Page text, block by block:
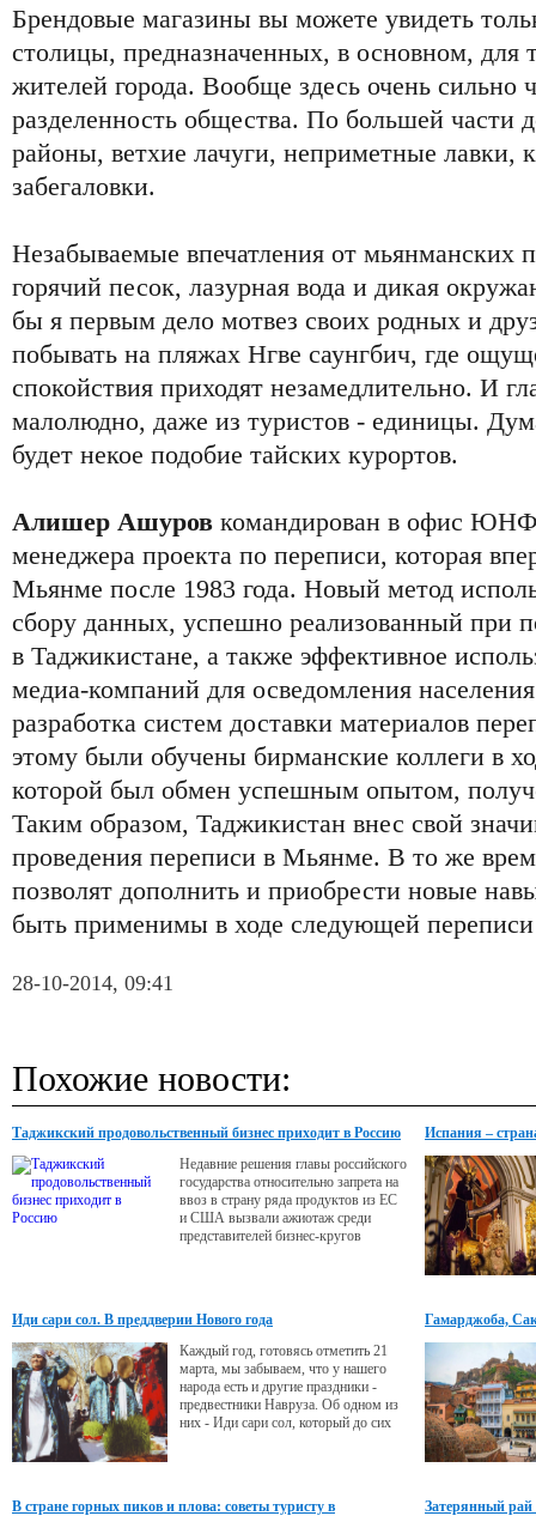
Брендовые магазины вы можете увидеть
столицы, предназначенных, в основном, для
жителей города. Вообще здесь очень сильно
разделенность общества. По большей части
районы, ветхие лачуги, неприметные лавки,
забегаловки.
Незабываемые впечатления от мьянманских
горячий песок, лазурная вода и дикая
бы я первым дело мотвез своих родных и
побывать на пляжах Нгве саунгбич, где
спокойствия приходят незамедлительно. И
малолюдно, даже из туристов - единицы.
будет некое подобие тайских курортов.
Алишер Ашуров командирован в офис
менеджера проекта по переписи, которая
Мьянме после 1983 года. Новый метод
сбору данных, успешно реализованный
в Таджикистане, а также эффективное
медиа-компаний для осведомления
разработка систем доставки материалов
этому были обучены бирманские коллеги в
которой был обмен успешным опытом,
Таким образом, Таджикистан внес свой
проведения переписи в Мьянме. В то же
позволят дополнить и приобрести новые
быть применимы в ходе следующей
28-10-2014, 09:41
Похожие новости:
Таджикский продовольственный бизнес приходит в Россию
Недавние решения главы российского
государства относительно запрета на
ввоз в страну ряда продуктов из ЕС
и США вызвали ажиотаж среди
представителей бизнес-кругов
Испания –
Иди сари сол. В преддверии Нового года
Каждый год, готовясь отметить 21
марта, мы забываем, что у нашего
народа есть и другие праздники -
предвестники Навруза. Об одном из
них - Иди сари сол, который до сих
Гамарджоба,
В стране горных пиков и плова: советы туристу в
Затерянный рай